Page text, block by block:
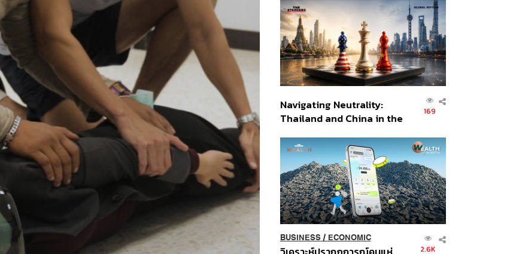
ส่วนยุทธศาสตร์ไทย –
อินโดนีเซีย
Navigating Neutrality:
Thailand and China in the
Order
169
BUSINESS/ ECONOMIC
2.6K